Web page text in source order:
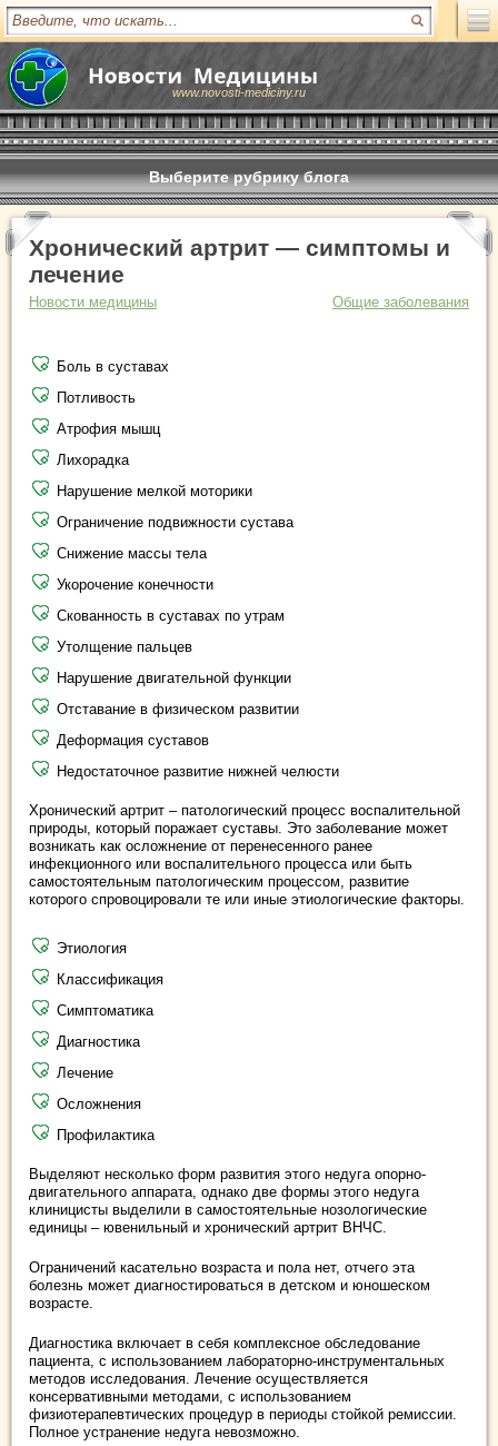
www.novosti-mediciny.ru
Выберите рубрику блога
Хронический артрит — симптомы и
лечение
Новости медицины Общие заболевания
Боль в суставах
Потливость
Атрофия мышц
Лихорадка
Нарушение мелкой моторики
Ограничение подвижности сустава
Снижение массы тела
Укорочение конечности
Скованность в суставах по утрам
Утолщение пальцев
Нарушение двигательной функции
Отставание в физическом развитии
Деформация суставов
Недостаточное развитие нижней челюсти
Хронический артрит – патологический процесс воспалительной
природы, который поражает суставы. Это заболевание может
возникать как осложнение от перенесенного ранее
инфекционного или воспалительного процесса или быть
самостоятельным патологическим процессом, развитие
которого спровоцировали те или иные этиологические факторы.
Этиология
Классификация
Симптоматика
Диагностика
Лечение
Осложнения
Профилактика
Выделяют несколько форм развития этого недуга опорно-
двигательного аппарата, однако две формы этого недуга
клиницисты выделили в самостоятельные нозологические
единицы – ювенильный и хронический артрит ВНЧС.
Ограничений касательно возраста и пола нет, отчего эта
болезнь может диагностироваться в детском и юношеском
возрасте.
Диагностика включает в себя комплексное обследование
пациента, с использованием лабораторно-инструментальных
методов исследования. Лечение осуществляется
консервативными методами, с использованием
физиотерапевтических процедур в периоды стойкой ремиссии.
Полное устранение недуга невозможно.